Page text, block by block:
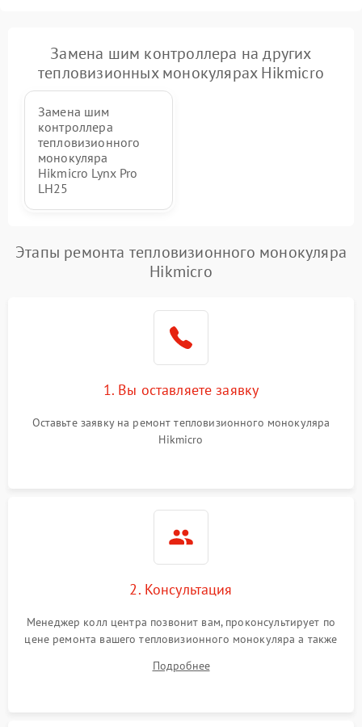
Замена шим контроллера на других
тепловизионных монокулярах Hikmicro
Замена шим
контроллера
тепловизионного
монокуляра
Hikmicro Lynx Pro
LH25
Этапы ремонта тепловизионного монокуляра
Hikmicro
1. Вы оставляете заявку
Оставьте заявку на ремонт тепловизионного монокуляра
Hikmicro
2. Консультация
Менеджер колл центра позвонит вам, проконсультирует по
цене ремонта вашего тепловизионного монокуляра а также
Подробнее